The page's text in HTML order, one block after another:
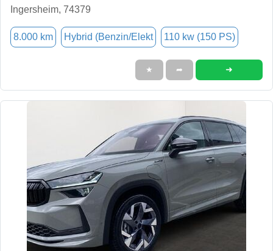
Ingersheim, 74379
8.000 km Hybrid (Benzin/Elekt 110 kw (150 PS)
★ ➦ ➜